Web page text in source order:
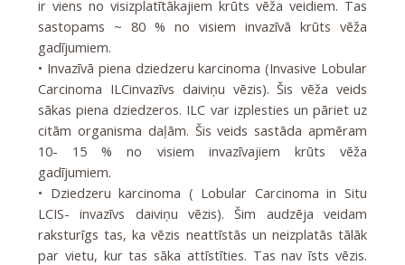
ir viens no visizplatītākajiem krūts vēža veidiem. Tas
sastopams ~ 80 % no visiem invazīvā krūts vēža
gadījumiem.
• Invazīvā piena dziedzeru karcinoma (Invasive Lobular
Carcinoma ILCinvazīvs daiviņu vēzis). Šis vēža veids
sākas piena dziedzeros. ILC var izplesties un pāriet uz
citām organisma daļām. Šis veids sastāda apmēram
10- 15 % no visiem invazīvajiem krūts vēža
gadījumiem.
• Dziedzeru karcinoma ( Lobular Carcinoma in Situ
LCIS- invazīvs daiviņu vēzis). Šim audzēja veidam
raksturīgs tas, ka vēzis neattīstās un neizplatās tālāk
par vietu, kur tas sāka attīstīties. Tas nav īsts vēzis.